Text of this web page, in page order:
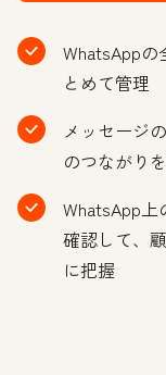
WhatsAppの
とめて管理
メッセージ
のつながり
WhatsApp上
確認して、
に把握